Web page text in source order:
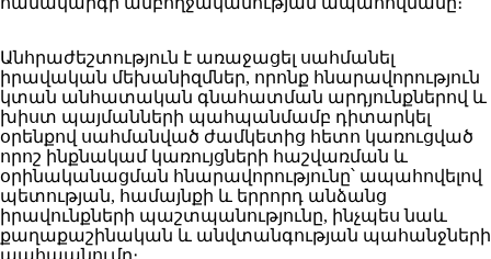
Անհրաժեշտություն է առաջացել սահմանել
իրավական մեխանիզմներ, որոնք հնարավորություն
կտան անհատական գնահատման արդյունքներով և
խիստ պայմանների պահպանմամբ դիտարկել
օրենքով սահմանված ժամկետից հետո կառուցված
որոշ ինքնակամ կառույցների հաշվառման և
օրինականացման հնարավորությունը՝ ապահովելով
պետության, համայնքի և երրորդ անձանց
իրավունքների պաշտպանությունը, ինչպես նաև
քաղաքաշինական և անվտանգության պահանջների
պահպանումը։